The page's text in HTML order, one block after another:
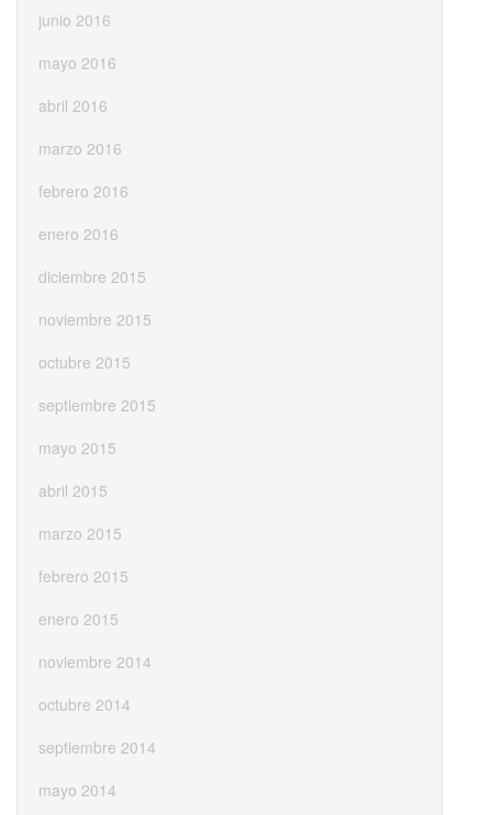
junio 2016
mayo 2016
abril 2016
marzo 2016
febrero 2016
enero 2016
diciembre 2015
noviembre 2015
octubre 2015
septiembre 2015
mayo 2015
abril 2015
marzo 2015
febrero 2015
enero 2015
noviembre 2014
octubre 2014
septiembre 2014
mayo 2014